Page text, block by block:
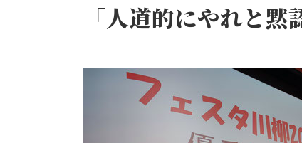
「人道的にやれと黙